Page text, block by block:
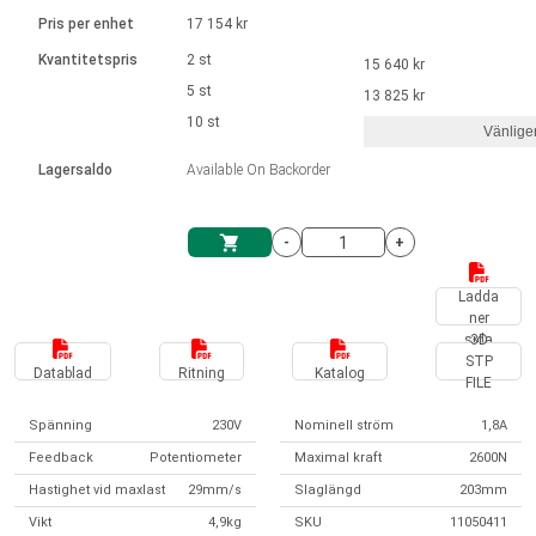
Enhetssystem
Solenoids
Ø 28-42| 1-1400 rpm | <= 290Ncm
Styrningar borstlösa DC motorer
Styrningar DC motorer
Drivsteg 2-6 A
Synkrona-Asynkrona | för 1-4 ställdon
Synkrona-Asynkrona | för 1-4 ställdon
Français (EUR)
Norsk (NOK)
Suomi (EUR)
Svenska (SEK)
Pris per enhet
Kvantitetspris
Lagersaldo
17 154 kr
2 st
5 st
10 st
Available On Backorder
15 640 kr
13 825 kr
- +
Ladda
ner
sida
Datablad
Ritning Katalog
3D
STP
FILE
Spänning 230V Nominell ström 1,8A
Feedback Potentiometer Maximal kraft 2600N
Hastighet vid maxlast 29mm/s Slaglängd 203mm
Vikt 4,9kg SKU 11050411